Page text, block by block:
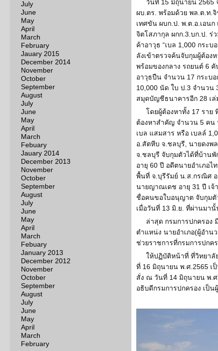
July
June
May
April
March
February
Jauary 2015
December 2014
November
October
September
August
July
June
May
April
March
Febuary
Jauary 2014
December 2013
November
October
September
August
July
June
May
April
March
Febuary
January 2013
December 2012
November
October
September
August
July
June
May
April
March
February
วันที่ 15 มิถุนายน
ผบ.ตร. พร้อมด้วย พล.ต.ท.
เทศขัน ผบก.ป. พ.ต.อ.เอน
จิตโสภากุล ผกก.3.บก.ป. ร่
ค้าอาวุธ “เบล 1,000 กระบ
ลังเข้าตรวจค้นจับกุมผู้ต้อง
พร้อมของกลาง รถยนต์ 6
อาวุธปืน จํานวน 17 กระบ
10,000 นัด ใบ ป.3 จํานวน
สมุดบัญชีธนาคารอีก 28 เล่
โดยผู้ต้องหาทั้ง 17 ราย
ต้องหาสำคัญ จำนวน 5 คน
เบล แสมสาร หรือ เบลล์
อ.สัตหีบ จ.ชลบุรี, นายดงพ
จ.ชลบุรี จับกุมตัวได้ที่บ้าน
อายุ 60 ปี อดีตนายอำเภอ
พื้นที่ จ.บุรีรัมย์ น.ส.กรณิศ อ
นายญาณเดช อายุ 31 ปี เจ้
ชื่อคนขอใบอนุญาต จับกุมตั
เมื่อวันที่ 13 มิ.ย. ที่ผ่านมานั้
ล่าสุด กรมการปกครอง
ตำแหน่ง นายอำเภอ(ผู้อำน
ช่วยราชการที่กรมการปกค
ให้ปฏิบัติหน้าที่ ที่วิทยาลั
ที่ 16 มิถุนายน พ.ศ.2565 เ
สั่ง ณ วันที่ 14 มิถุนายน พ.
อธิบดีกรมการปกครอง เป็น